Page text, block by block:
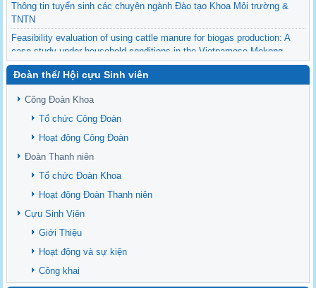
Thông tin tuyển sinh các chuyên ngành Đào tạo Khoa Môi trường &
TNTN
Feasibility evaluation of using cattle manure for biogas production: A
case study under household conditions in the Vietnamese Mekong
Delta
Sediment properties in flood-based farming systems in the Vietnamese
upstream Mekong Delta
Danh mục tạp chí xuất bản Quốc Tế 2026
Danh Mục các Đề Tài NCKH cấp Tỉnh năm 2024
Văn bản - Quy định
Ban chấp hành Đảng bộ khoa
Đoàn thể/ Hội cựu Sinh viên
Công Đoàn Khoa
Tổ chức Công Đoàn
Hoạt động Công Đoàn
Đoàn Thanh niên
Tổ chức Đoàn Khoa
Hoạt động Đoàn Thanh niên
Cựu Sinh Viên
Giới Thiệu
Hoạt động và sự kiện
Công khai